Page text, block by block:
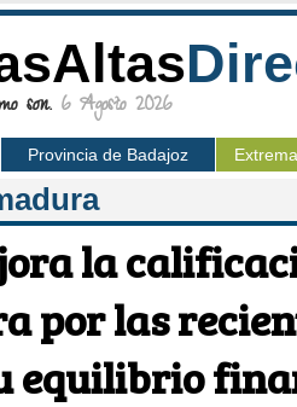
son. 6 Agosto 2026
Provincia de Badajoz
la
por las
equilibrio